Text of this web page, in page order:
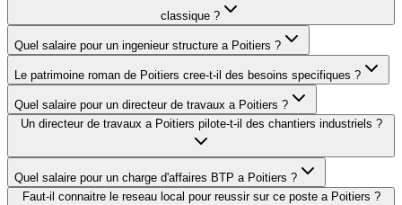
classique ?
Quel salaire pour un ingenieur structure a Poitiers ?
Le patrimoine roman de Poitiers cree-t-il des besoins specifiques ?
Quel salaire pour un directeur de travaux a Poitiers ?
Un directeur de travaux a Poitiers pilote-t-il des chantiers industriels ?
Quel salaire pour un charge d'affaires BTP a Poitiers ?
Faut-il connaitre le reseau local pour reussir sur ce poste a Poitiers ?